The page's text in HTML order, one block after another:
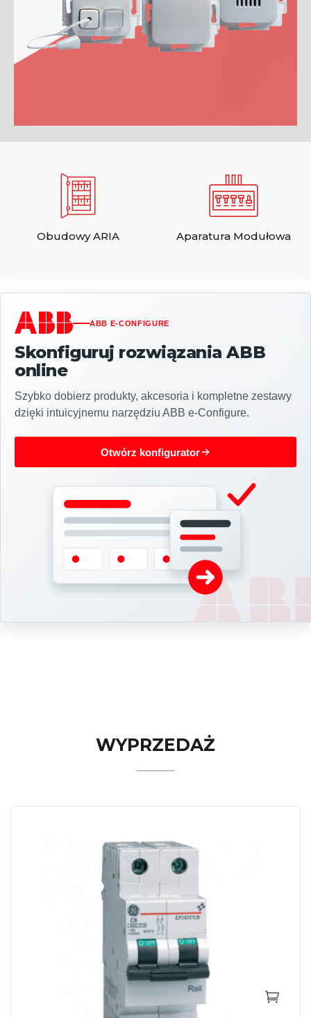
Obudowy ARIA Aparatura Modułowa
ABB E-CONFIGURE
Skonfiguruj rozwiązania ABB
online
Szybko dobierz produkty, akcesoria i kompletne zestawy
dzięki intuicyjnemu narzędziu ABB e-Configure.
Otwórz konfigurator
WYPRZEDAŻ